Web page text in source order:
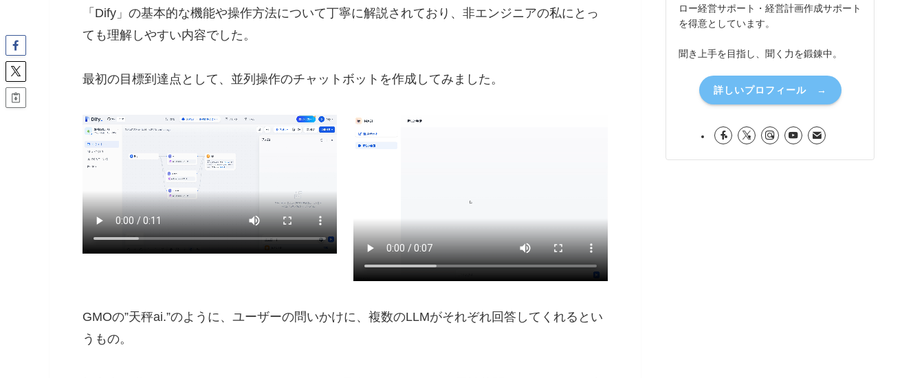
「Dify」の基本的な機能や操作方法について丁寧に解説されており、非エンジニアの私にとっ
ても理解しやすい内容でした。
最初の目標到達点として、並列操作のチャットボットを作成してみました。
GMOの”天秤ai.”のように、ユーザーの問いかけに、複数のLLMがそれぞれ回答してくれるとい
うもの。
ロー経営サポート・経営計画作成サポート
を得意としています。
聞き上手を目指し、聞く力を鍛錬中。
詳しいプロフィール →